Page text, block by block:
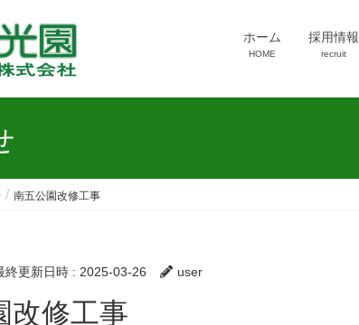
ホーム
HOME
採用情報
recruit
南五公園改修工事
終更新日時 : 2025-03-26 user
改修工事